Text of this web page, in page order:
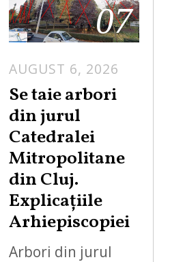
07
AUGUST 6, 2026
Se taie arbori
din jurul
Catedralei
Mitropolitane
din Cluj.
Explicațiile
Arhiepiscopiei
Arbori din jurul